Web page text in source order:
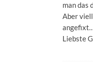
man das
Aber
Liebste